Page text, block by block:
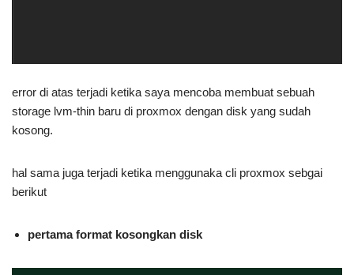
error di atas terjadi ketika saya mencoba membuat sebuah
storage lvm-thin baru di proxmox dengan disk yang sudah
kosong.
hal sama juga terjadi ketika menggunaka cli proxmox sebgai
berikut
pertama format kosongkan disk